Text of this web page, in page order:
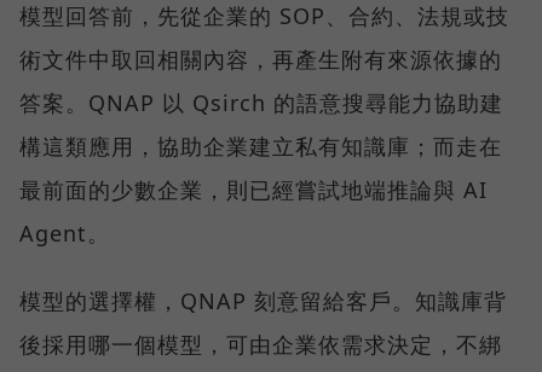
模型回答前，先從企業的 SOP、合約、法規或技
術文件中取回相關內容，再產生附有來源依據的
答案。QNAP 以 Qsirch 的語意搜尋能力協助建
構這類應用，協助企業建立私有知識庫；而走在
最前面的少數企業，則已經嘗試地端推論與 AI
Agent。
模型的選擇權，QNAP 刻意留給客戶。知識庫背
後採用哪一個模型，可由企業依需求決定，不綁